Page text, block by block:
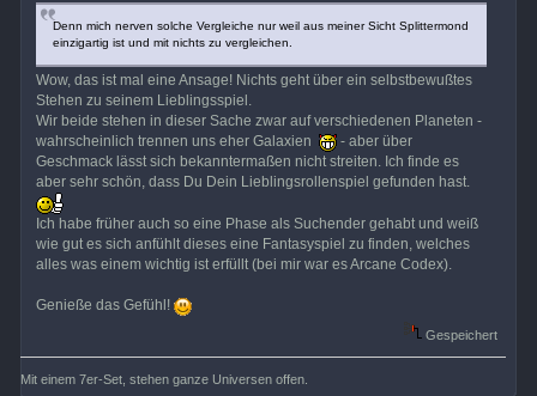
Denn mich nerven solche Vergleiche nur weil aus meiner Sicht Splittermond
einzigartig ist und mit nichts zu vergleichen.
Wow, das ist mal eine Ansage! Nichts geht über ein selbstbewußtes
Stehen zu seinem Lieblingsspiel.
Wir beide stehen in dieser Sache zwar auf verschiedenen Planeten -
wahrscheinlich trennen uns eher Galaxien
- aber über
Geschmack lässt sich bekanntermaßen nicht streiten. Ich finde es
aber sehr schön, dass Du Dein Lieblingsrollenspiel gefunden hast.
Ich habe früher auch so eine Phase als Suchender gehabt und weiß
wie gut es sich anfühlt dieses eine Fantasyspiel zu finden, welches
alles was einem wichtig ist erfüllt (bei mir war es Arcane Codex).
Genieße das Gefühl!
Gespeichert
Mit einem 7er-Set, stehen ganze Universen offen.